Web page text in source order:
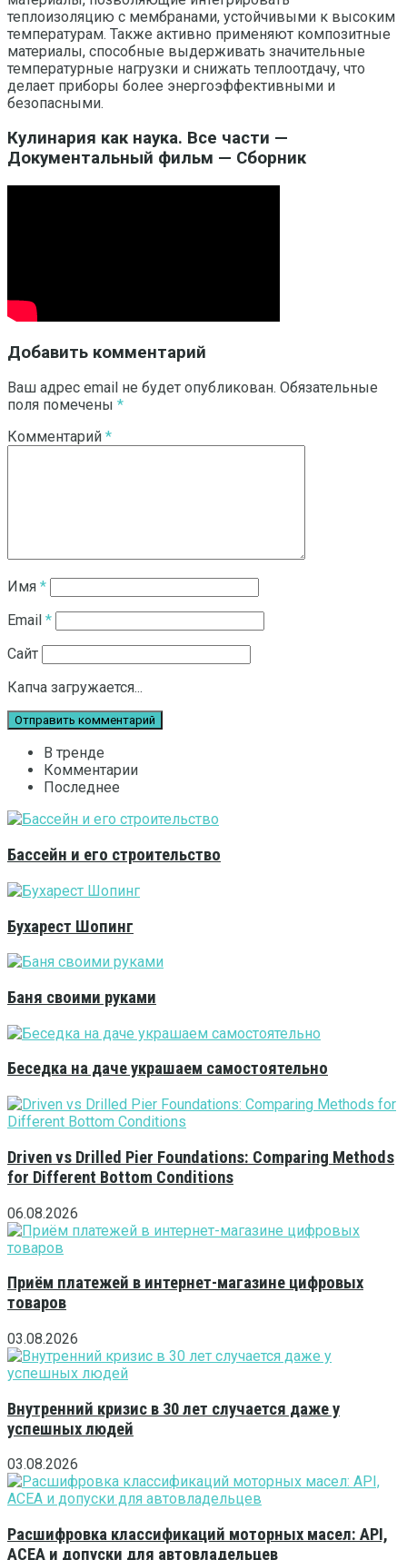
теплоизоляцию с мембранами, устойчивыми к высоким
температурам. Также активно применяют композитные
материалы, способные выдерживать значительные
температурные нагрузки и снижать теплоотдачу, что
делает приборы более энергоэффективными и
безопасными.
Кулинария как наука. Все части —
Документальный фильм — Сборник
Добавить комментарий
Ваш адрес email не будет опубликован. Обязательные
поля помечены *
Комментарий *
Имя *
Email *
Сайт
Капча загружается...
В тренде
Комментарии
Последнее
Бассейн и его строительство
Бухарест Шопинг
Баня своими руками
Беседка на даче украшаем самостоятельно
Driven vs Drilled Pier Foundations: Comparing Methods
for Different Bottom Conditions
06.08.2026
Приём платежей в интернет-магазине цифровых
товаров
03.08.2026
Внутренний кризис в 30 лет случается даже у
успешных людей
03.08.2026
Расшифровка классификаций моторных масел: API,
ACEA и допуски для автовладельцев